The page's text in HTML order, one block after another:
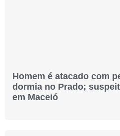
Homem é atacado com
dormia no Prado;
em Maceió